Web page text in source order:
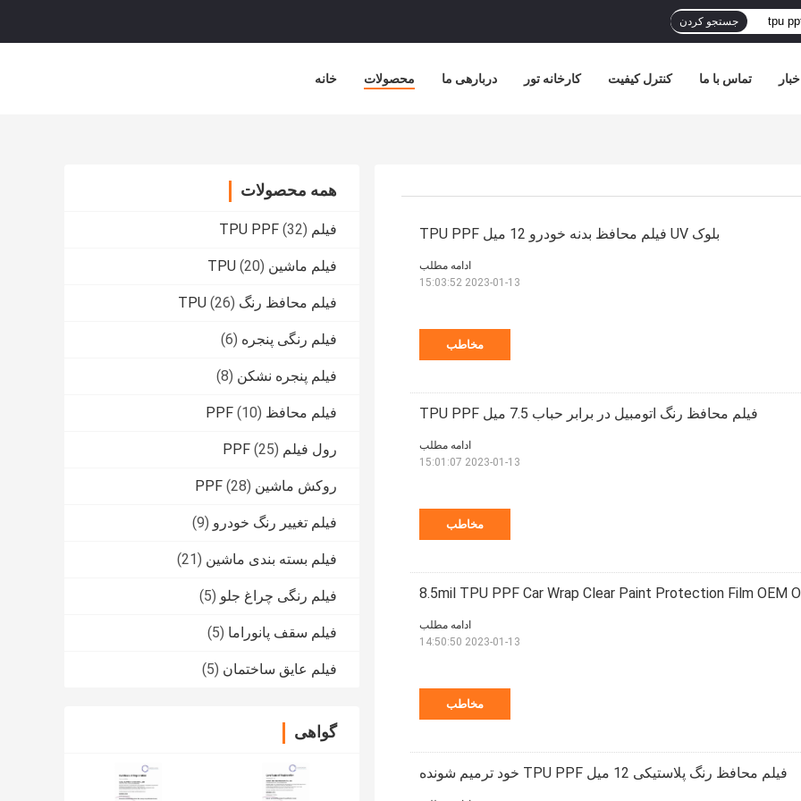
جستجو کردن
خانه محصولات دربارهی ما کارخانه تور کنترل کیفیت تماس با ما
همه محصولات
فیلم TPU PPF (32)
فیلم ماشین TPU (20)
فیلم محافظ رنگ TPU (26)
فیلم رنگی پنجره (6)
فیلم پنجره نشکن (8)
فیلم محافظ PPF (10)
رول فیلم PPF (25)
روکش ماشین PPF (28)
فیلم تغییر رنگ خودرو (9)
فیلم بسته بندی ماشین (21)
فیلم رنگی چراغ جلو (5)
فیلم سقف پانوراما (5)
فیلم عایق ساختمان (5)
گواهی
بلوک UV فیلم محافظ بدنه خودرو 12 میل TPU PPF
مخاطب
ادامه مطلب
2023-01-13 15:03:52
فیلم محافظ رنگ اتومبیل در برابر حباب 7.5 میل TPU PPF
مخاطب
ادامه مطلب
2023-01-13 15:01:07
8.5mil TPU PPF Car Wrap Clear Paint Protection Film OEM
مخاطب
ادامه مطلب
2023-01-13 14:50:50
فیلم محافظ رنگ پلاستیکی 12 میل TPU PPF خود ترمیم شونده